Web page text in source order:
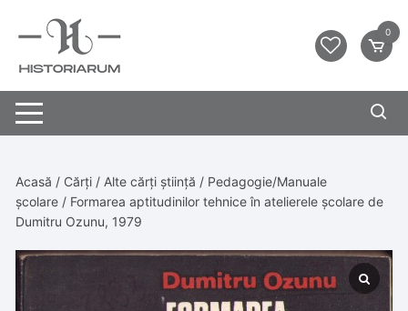
0
Acasă / Cărți / Alte cărți știință / Pedagogie/Manuale
școlare / Formarea aptitudinilor tehnice în atelierele școlare de
Dumitru Ozunu, 1979